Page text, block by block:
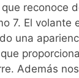
reconoce
7. El volante
una
Además